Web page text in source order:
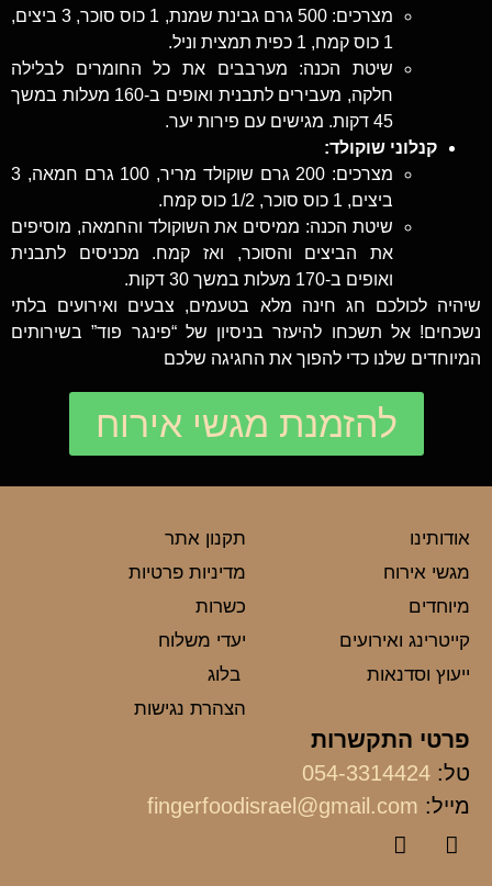
מצרכים: 500 גרם גבינת שמנת, 1 כוס סוכר, 3 ביצים,
1 כוס קמח, 1 כפית תמצית וניל.
שיטת הכנה: מערבבים את כל החומרים לבלילה
חלקה, מעבירים לתבנית ואופים ב-160 מעלות במשך
45 דקות. מגישים עם פירות יער.
קנלוני שוקולד:
מצרכים: 200 גרם שוקולד מריר, 100 גרם חמאה, 3
ביצים, 1 כוס סוכר, 1/2 כוס קמח.
שיטת הכנה: ממיסים את השוקולד והחמאה, מוסיפים
את הביצים והסוכר, ואז קמח. מכניסים לתבנית
ואופים ב-170 מעלות במשך 30 דקות.
שיהיה לכולכם חג חינה מלא בטעמים, צבעים ואירועים בלתי
נשכחים! אל תשכחו להיעזר בניסיון של “פינגר פוד” בשירותים
המיוחדים שלנו כדי להפוך את החגיגה שלכם
להזמנת מגשי אירוח
אודותינו
מגשי אירוח
מיוחדים
קייטרינג ואירועים
ייעוץ וסדנאות
תקנון אתר
מדיניות פרטיות
כשרות
יעדי משלוח
בלוג
הצהרת נגישות
פרטי התקשרות
טל: 054-3314424
מייל: fingerfoodisrael@gmail.com